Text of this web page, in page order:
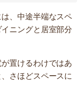
、中途半端なスペ
ニングと居室部分
置けるわけではあ
さほどスペースに